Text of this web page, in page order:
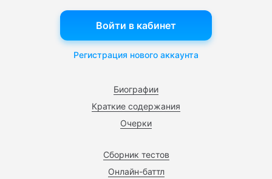
Биографии
Краткие содержания
Очерки
Сборник тестов
Онлайн-баттл
Войти в кабинет
Регистрация нового аккаунта